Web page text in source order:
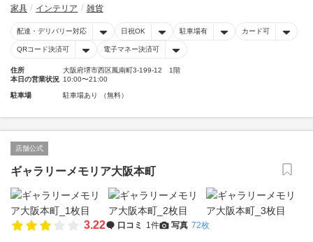
家具 インテリア 雑貨
配達・デリバリー対応 日祝OK 駐車場有 カード可
QRコード決済可 電子マネー決済可
住所
大阪府堺市西区鳳南町3-199-12 1階
本日の営業状況 10:00〜21:00
駐車場 駐車場あり （無料）
店舗公式
ギャラリーメモリア大阪本町
3.22 口コミ 1件 写真 72枚